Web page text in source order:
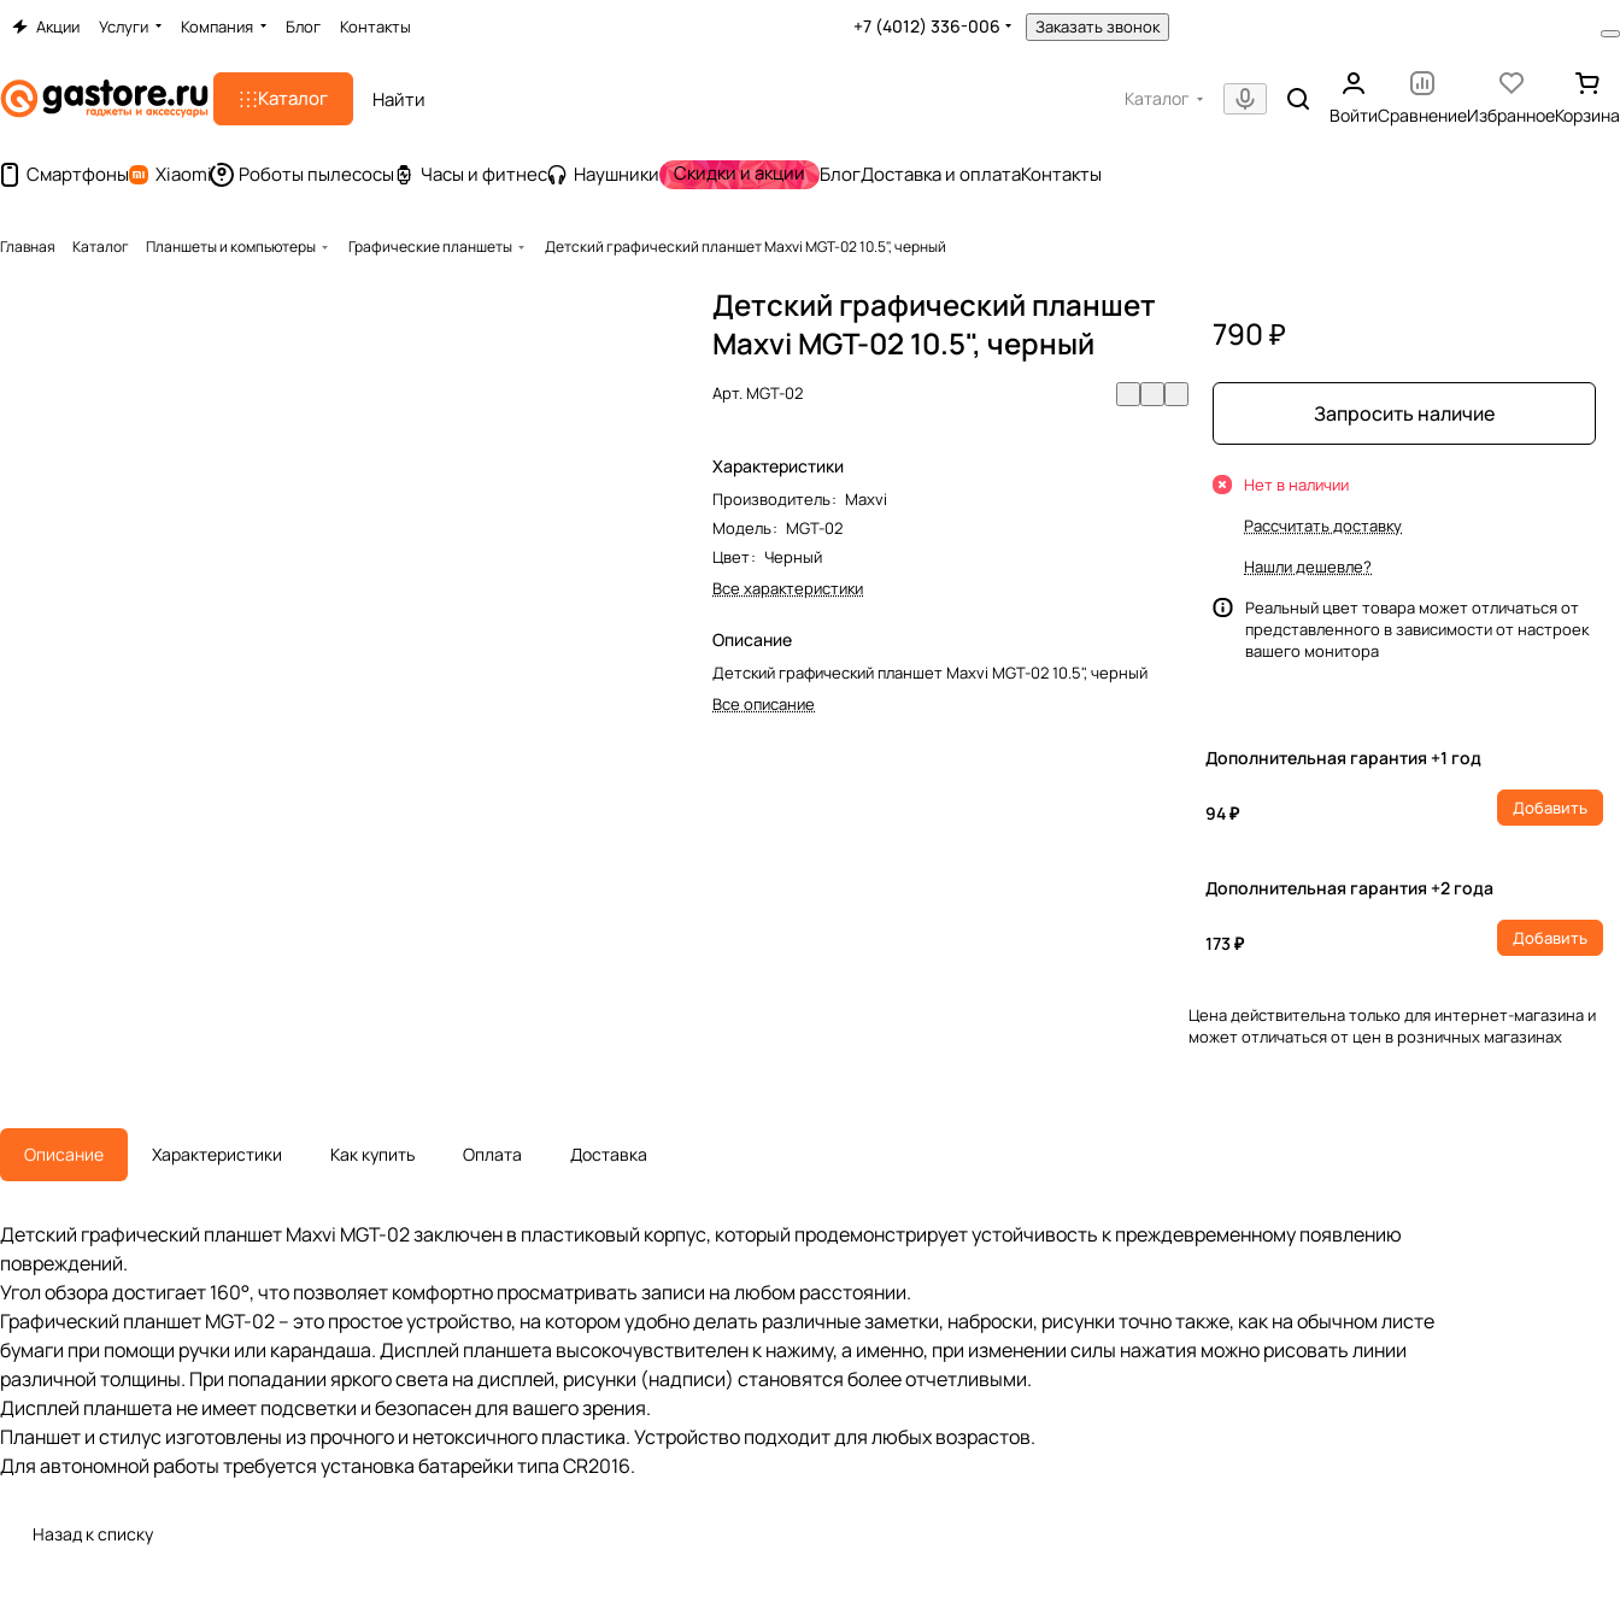
Акции Услуги Компания Блог Контакты +7 (4012) 336-006 Заказать звонок
Каталог Каталог
ВойтиСравнениеИзбранноеКорзина
Смартфоны Xiaomi Роботы пылесосы Часы и фитнес Наушники Скидки и акции БлогДоставка и оплатаКонтакты
Главная Каталог Планшеты и компьютеры Графические планшеты Детский графический планшет Maxvi MGT-02 10.5", черный
Детский графический планшет
Maxvi MGT-02 10.5", черный
Арт.MGT-02
Характеристики
Производитель: Maxvi
Модель: MGT-02
Цвет: Черный
Все характеристики
Описание
Детский графический планшет Maxvi MGT-02 10.5", черный
Все описание
790 ₽
Запросить наличие
Нет в наличии
Рассчитать доставку
Нашли дешевле?
Реальный цвет товара может отличаться от
представленного в зависимости от настроек
вашего монитора
Дополнительная гарантия +1 год
94 ₽ Добавить
Дополнительная гарантия +2 года
173 ₽ Добавить
Цена действительна только для интернет-магазина и
может отличаться от цен в розничных магазинах
Описание Характеристики Как купить Оплата Доставка
Детский графический планшет Maxvi MGT-02 заключен в пластиковый корпус, который продемонстрирует устойчивость к преждевременному появлению
повреждений.
Угол обзора достигает 160°, что позволяет комфортно просматривать записи на любом расстоянии.
Графический планшет MGT-02 – это простое устройство, на котором удобно делать различные заметки, наброски, рисунки точно также, как на обычном листе
бумаги при помощи ручки или карандаша. Дисплей планшета высокочувствителен к нажиму, а именно, при изменении силы нажатия можно рисовать линии
различной толщины. При попадании яркого света на дисплей, рисунки (надписи) становятся более отчетливыми.
Дисплей планшета не имеет подсветки и безопасен для вашего зрения.
Планшет и стилус изготовлены из прочного и нетоксичного пластика. Устройство подходит для любых возрастов.
Для автономной работы требуется установка батарейки типа CR2016.
Назад к списку